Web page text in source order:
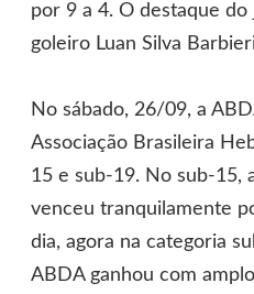
por 9 a 4. O destaque
goleiro Luan Silva
No sábado, 26/09, a
Associação Brasileira
15 e sub-19. No sub-15,
venceu tranquilamente
dia, agora na categoria
ABDA ganhou com